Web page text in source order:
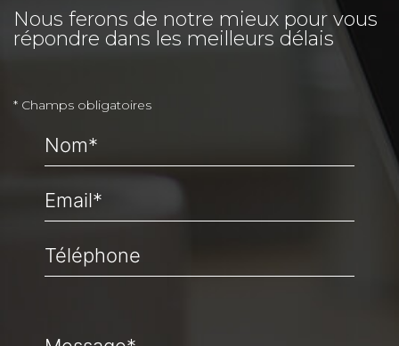
Nous ferons de notre mieux pour vous
répondre dans les meilleurs délais
* Champs obligatoires
Nom*
Email*
Téléphone
Message*